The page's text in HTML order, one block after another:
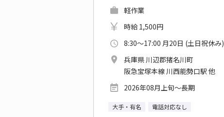
軽作業
時給 1,500円
8:30～17:00 月20日 (土日祝休み)
兵庫県 川辺郡猪名川町
阪急宝塚本線 川西能勢口駅 他
2026年08月上旬～長期
大手・有名 電話対応なし